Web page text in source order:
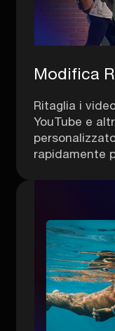
Modifica
Ritaglia i
YouTube e
rapidamente